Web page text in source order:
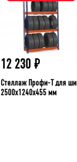
12 230 ₽
Стеллаж Профи-Т для
2500x1240x455 мм